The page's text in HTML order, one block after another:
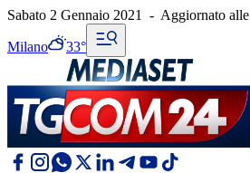
Sabato 2 Gennaio 2021 - Aggiornato alle
Milano 33°